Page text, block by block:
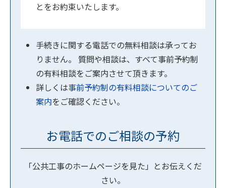
とをお約束いたします。
手続きに関する電話での無料相談は承ってお
りません。 質問や相談は、すべて事前予約制
の有料相談をご案内させて頂きます。
詳しくは事前予約制の有料相談についてのご
案内をご確認ください。
お電話でのご相談の予約
「公共工事のホームページを見た」とお伝えくだ
さい。